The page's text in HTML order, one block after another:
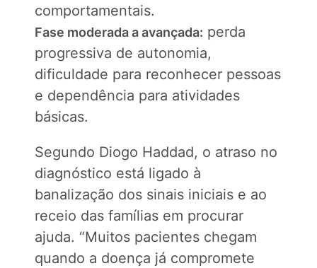
comportamentais.
Fase moderada a avançada: perda
progressiva de autonomia,
dificuldade para reconhecer pessoas
e dependência para atividades
básicas.
Segundo Diogo Haddad, o atraso no
diagnóstico está ligado à
banalização dos sinais iniciais e ao
receio das famílias em procurar
ajuda. “Muitos pacientes chegam
quando a doença já compromete